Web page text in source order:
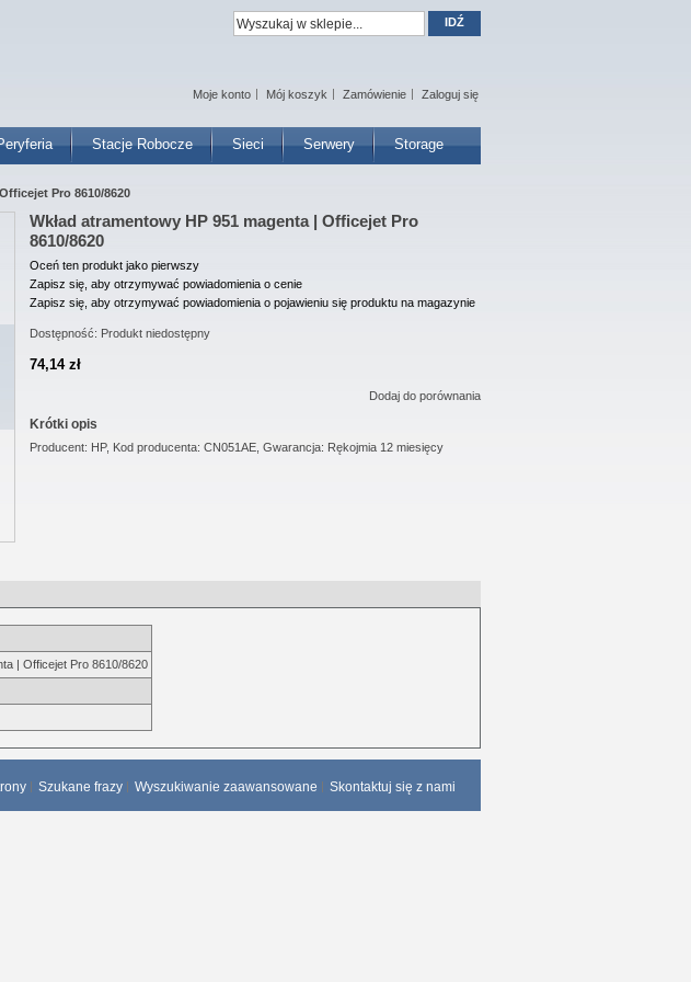
Stacje Robocze Sieci Serwery Storage
Moje konto Mój koszyk Zamówienie Zaloguj się
IDŹ
Pro 8610/8620
Wkład atramentowy HP 951 magenta | Officejet Pro
8610/8620
Oceń ten produkt jako pierwszy
Zapisz się, aby otrzymywać powiadomienia o cenie
Zapisz się, aby otrzymywać powiadomienia o pojawieniu się produktu na magazynie
Dostępność: Produkt niedostępny
74,14 zł
Dodaj do porównania
Krótki opis
Producent: HP, Kod producenta: CN051AE, Gwarancja: Rękojmia 12 miesięcy
| Officejet Pro 8610/8620
Szukane frazy Wyszukiwanie zaawansowane Skontaktuj się z nami